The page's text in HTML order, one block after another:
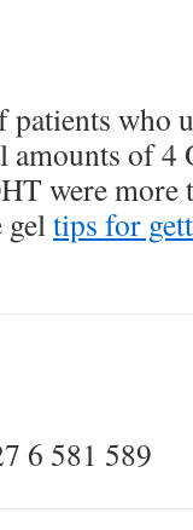
patients who
amounts of 4
were more
geltips for
6 581 589